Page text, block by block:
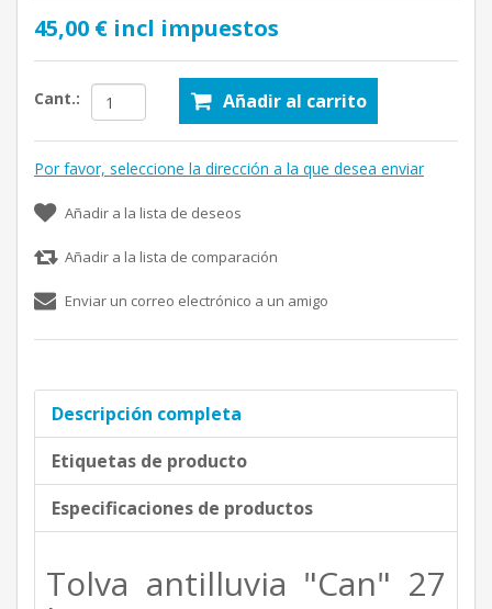
45,00 € incl impuestos
Cant.: Añadir al carrito
Por favor, seleccione la dirección a la que desea enviar
Añadir a la lista de deseos
Añadir a la lista de comparación
Enviar un correo electrónico a un amigo
Descripción completa
Etiquetas de producto
Especificaciones de productos
Tolva antilluvia "Can" 27